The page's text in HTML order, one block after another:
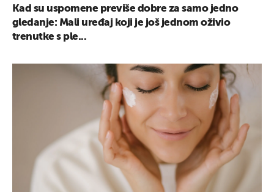
Kad su uspomene previše dobre za samo jedno
gledanje: Mali uređaj koji je još jednom oživio
trenutke s ple...